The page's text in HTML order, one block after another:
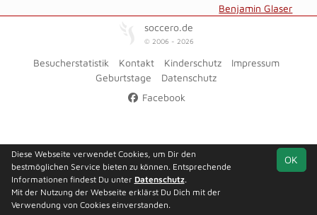
Benjamin Glaser
soccero.de
© 2006 - 2026
Besucherstatistik Kontakt Kinderschutz
Impressum
Geburtstage
Datenschutz
Facebook
OK
Diese Webseite verwendet Cookies, um Dir den
bestmöglichen Service bieten zu können. Entsprechende
Informationen findest Du unter Datenschutz.
Mit der Nutzung der Webseite erklärst Du Dich mit der
Verwendung von Cookies einverstanden.